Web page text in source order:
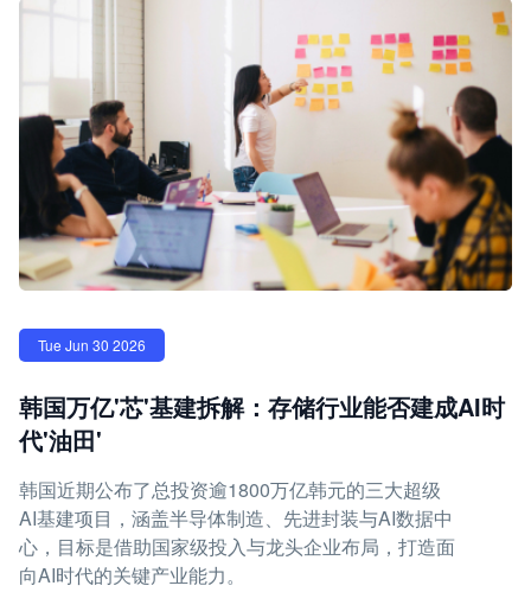
Tue Jun 30 2026
韩国万亿'芯'基建拆解：存储行业能否建成AI时
代'油田'
韩国近期公布了总投资逾1800万亿韩元的三大超级
AI基建项目，涵盖半导体制造、先进封装与AI数据中
心，目标是借助国家级投入与龙头企业布局，打造面
向AI时代的关键产业能力。